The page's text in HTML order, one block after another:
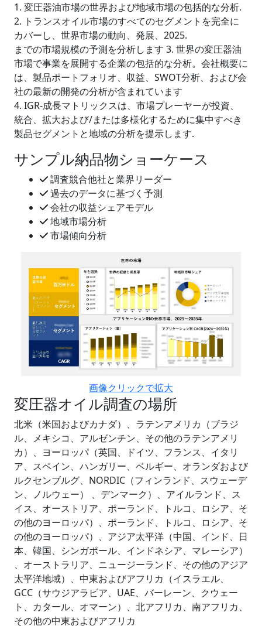
1. 変圧器油市場の世界および地域市場の包括的な分析.
2. トランスオイル市場のすべてのセグメントを完全に
カバーし、世界市場の動向、発展、2025.
までの市場規模の予測を分析します 3. 世界の変圧器油
市場で事業を展開する企業の包括的な分析。会社概要に
は、製品ポートフォリオ、収益、SWOT分析、および会
社の最新の開発の分析が含まれています
4. IGR-成長マトリックスは、市場プレーヤーが投資、
統合、拡大および/または多様化するために集中すべき
製品セグメントと地域の分析を提示します.
サンプル納品物ショーケース
調査競合他社と業界リーダー
過去のデータに基づく予測
会社の収益シェアモデル
地域市場分析
市場傾向分析
画像クリックで拡大
変圧器オイル調査の場所
北米（米国およびカナダ）、ラテンアメリカ（ブラジ
ル、メキシコ、アルゼンチン、その他のラテンアメリ
カ）、ヨーロッパ（英国、ドイツ、フランス、イタリ
ア、スペイン、ハンガリー、ベルギー、オランダおよび
ルクセンブルグ、NORDIC（フィンランド、スウェーデ
ン、ノルウェー） 、デンマーク）、アイルランド、ス
イス、オーストリア、ポーランド、トルコ、ロシア、そ
の他のヨーロッパ）、ポーランド、トルコ、ロシア、そ
の他のヨーロッパ）、アジア太平洋（中国、インド、日
本、韓国、シンガポール、インドネシア、マレーシア）
、オーストラリア、ニュージーランド、その他のアジア
太平洋地域）、中東およびアフリカ（イスラエル、
GCC（サウジアラビア、UAE、バーレーン、クウェー
ト、カタール、オマーン）、北アフリカ、南アフリカ、
その他の中東およびアフリカ